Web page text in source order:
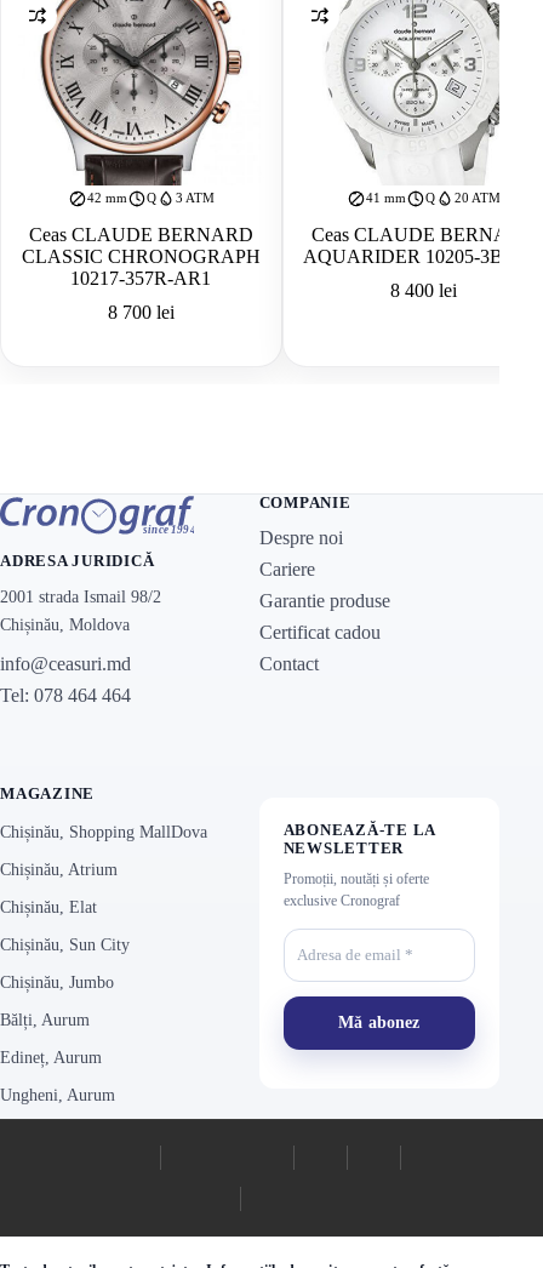
42 mm Q 3 ATM
Ceas CLAUDE BERNARD
CLASSIC CHRONOGRAPH
10217-357R-AR1
8 700 lei
41 mm Q 20 ATM
Ceas CLAUDE BERNARD
AQUARIDER 10205-3B-BIN
8 400 lei
ADRESA JURIDICĂ
2001 strada Ismail 98/2
Chișinău, Moldova
info@ceasuri.md
Tel: 078 464 464
COMPANIE
Despre noi
Cariere
Garantie produse
Certificat cadou
Contact
MAGAZINE
Chișinău, Shopping MallDova
Chișinău, Atrium
Chișinău, Elat
Chișinău, Sun City
Chișinău, Jumbo
Bălți, Aurum
Edineț, Aurum
Ungheni, Aurum
ABONEAZĂ-TE LA
NEWSLETTER
Promoții, noutăți și oferte
exclusive Cronograf